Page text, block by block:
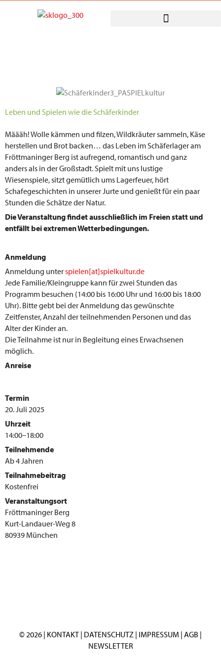
Leben und Spielen wie die Schäferkinder
Määäh! Wolle kämmen und filzen, Wildkräuter sammeln, Käse
herstellen und Brot backen… das Leben im Schäferlager am
Fröttmaninger Berg ist aufregend, romantisch und ganz
anders als in der Großstadt. Spielt mit uns lustige
Wiesenspiele, sitzt gemütlich ums Lagerfeuer, hört
Schafegeschichten in unserer Jurte und genießt für ein paar
Stunden die Schätze der Natur.
Die Veranstaltung findet ausschließlich im Freien statt und
entfällt bei extremen Wetterbedingungen.
Anmeldung
Anmeldung unter spielen[at]spielkultur.de
Jede Familie/Kleingruppe kann für zwei Stunden das
Programm besuchen (14:00 bis 16:00 Uhr und 16:00 bis 18:00
Uhr). Bitte gebt bei der Anmeldung das gewünschte
Zeitfenster, Anzahl der teilnehmenden Personen und das
Alter der Kinder an.
Die Teilnahme ist nur in Begleitung eines Erwachsenen
möglich.
Anreise
Termin
20. Juli 2025
Uhrzeit
14:00–18:00
Teilnehmende
Ab 4 Jahren
Teilnahmebeitrag
Kostenfrei
Veranstaltungsort
Fröttmaninger Berg
Kurt-Landauer-Weg 8
80939 München
© 2026 | KONTAKT | DATENSCHUTZ | IMPRESSUM | AGB |
NEWSLETTER